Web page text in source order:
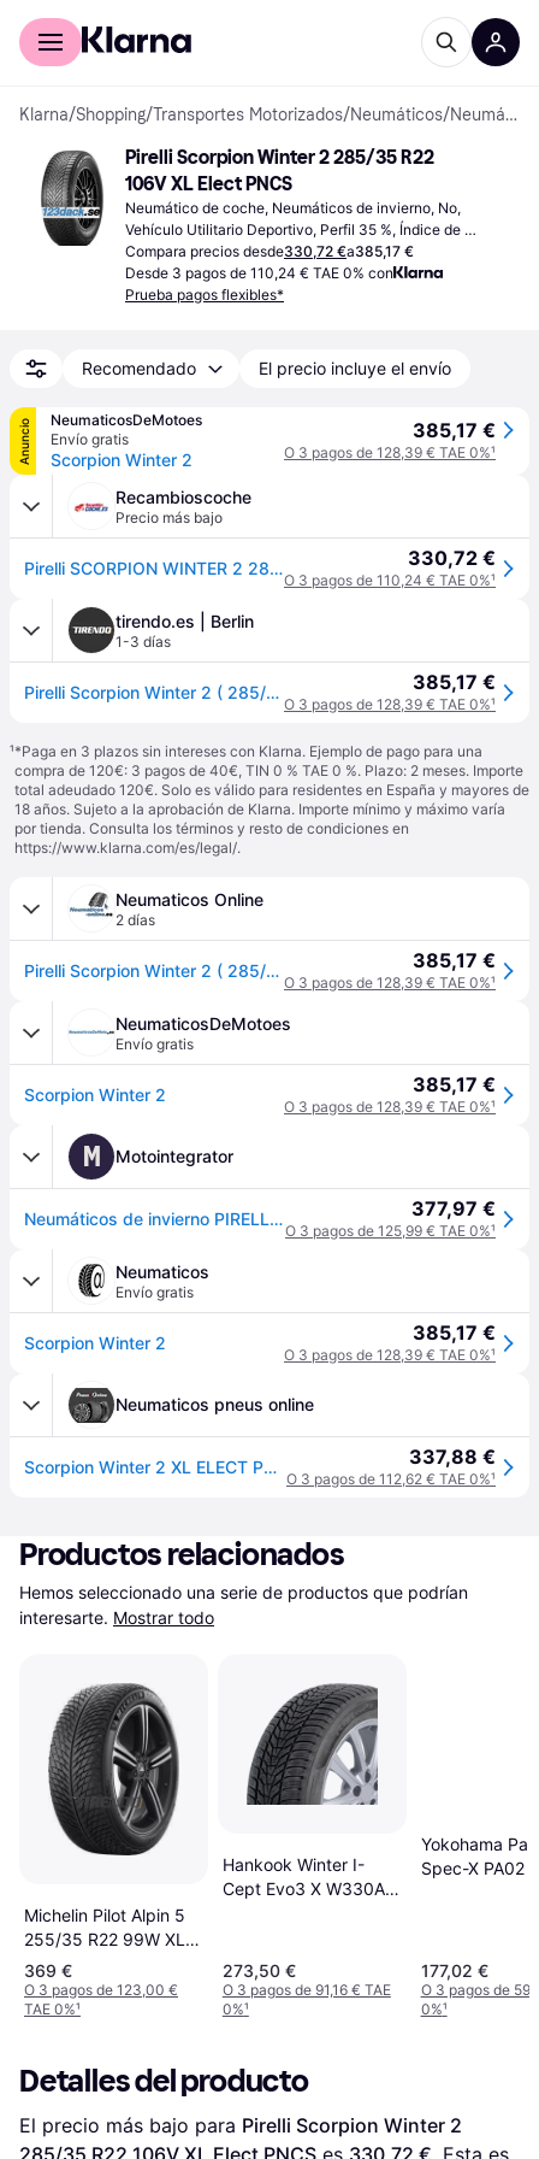
Comprar con Klarna
Klarna/Shopping/Transportes Motorizados/Neumáticos/ Neumáticos de coche
Pirelli Scorpion Winter 2 285/35 R22
106V XL Elect PNCS
Neumático de coche, Neumáticos de invierno, No,
Vehículo Utilitario Deportivo, Perfil 35 %, Índice de
Velocidad V (240 km/h)
Compara precios desde330,72 €a385,17 €
Desde 3 pagos de 110,24 € TAE 0% con
Prueba pagos flexibles*
Recomendado El precio incluye el envío
Anuncio
NeumaticosDeMotoes
Envío gratis
Scorpion Winter 2
385,17 €
O 3 pagos de 128,39 € TAE 0%¹
Recambioscoche
Precio más bajo
Pirelli SCORPION WINTER 2 285/35 R22 106V coche de turismo Neumáticos de invierno Neumáticos 4140200 330,72 €
O 3 pagos de 110,24 € TAE 0%¹
tirendo.es | Berlin
1-3 días
Pirelli Scorpion Winter 2 ( 285/35 R22 106V XL Elect, PNCS, con protector de llanta (MFS) ) - negro 385,17 €
O 3 pagos de 128,39 € TAE 0%¹
¹*Paga en 3 plazos sin intereses con Klarna. Ejemplo de pago para una
compra de 120€: 3 pagos de 40€, TIN 0 % TAE 0 %. Plazo: 2 meses. Importe
total adeudado 120€. Solo es válido para residentes en España y mayores de
18 años. Sujeto a la aprobación de Klarna. Importe mínimo y máximo varía
por tienda. Consulta los términos y resto de condiciones en
https://www.klarna.com/es/legal/.
Neumaticos Online
2 días
Pirelli Scorpion Winter 2 ( 285/35 R22 106V XL Elect, PNCS, con protector de llanta (MFS) ) 385,17 €
O 3 pagos de 128,39 € TAE 0%¹
NeumaticosDeMotoes
Envío gratis
Scorpion Winter 2 385,17 €
O 3 pagos de 128,39 € TAE 0%¹
M Motointegrator
Neumáticos de invierno PIRELLI Scorpion Winter 2 285/35R22 XL 106V 377,97 €
O 3 pagos de 125,99 € TAE 0%¹
Neumaticos
Envío gratis
Scorpion Winter 2 385,17 €
O 3 pagos de 128,39 € TAE 0%¹
Neumaticos pneus online
Scorpion Winter 2 XL ELECT PNCS 337,88 €
O 3 pagos de 112,62 € TAE 0%¹
Productos relacionados
Hemos seleccionado una serie de productos que podrían
interesarte. Mostrar todo
Michelin Pilot Alpin 5
255/35 R22 99W XL
K1, SUV
369 €
O 3 pagos de 123,00 €
TAE 0%¹
Hankook Winter I-
Cept Evo3 X W330A
273,50 €
O 3 pagos de 91,16 € TAE
0%¹
Yokohama
Spec-X PA02
177,02 €
O 3 pagos de
0%¹
Detalles del producto
El precio más bajo para Pirelli Scorpion Winter 2